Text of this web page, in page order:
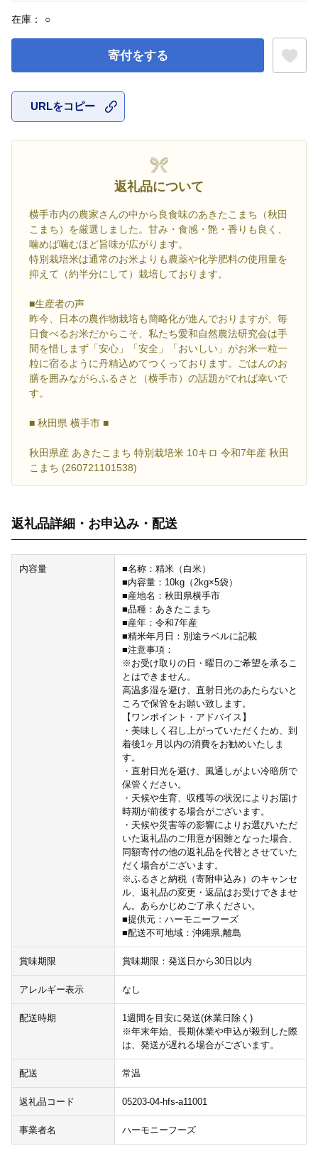
在庫： ○
寄付をする
URLをコピー
返礼品について
横手市内の農家さんの中から良食味のあきたこまち（秋田
こまち）を厳選しました。甘み・食感・艶・香りも良く、
噛めば噛むほど旨味が広がります。
特別栽培米は通常のお米よりも農薬や化学肥料の使用量を
抑えて（約半分にして）栽培しております。
■生産者の声
昨今、日本の農作物栽培も簡略化が進んでおりますが、毎
日食べるお米だからこそ、私たち愛和自然農法研究会は手
間を惜しまず「安心」「安全」「おいしい」がお米一粒一
粒に宿るように丹精込めてつくっております。ごはんのお
膳を囲みながらふるさと（横手市）の話題がでれば幸いで
す。
■ 秋田県 横手市 ■
秋田県産 あきたこまち 特別栽培米 10キロ 令和7年産 秋田
こまち (260721101538)
返礼品詳細・お申込み・配送
内容量
■名称：精米（白米）
■内容量：10kg（2kg×5袋）
■産地名：秋田県横手市
■品種：あきたこまち
■産年：令和7年産
■精米年月日：別途ラベルに記載
■注意事項：
※お受け取りの日・曜日のご希望を承るこ
とはできません。
高温多湿を避け、直射日光のあたらないと
ころで保管をお願い致します。
【ワンポイント・アドバイス】
・美味しく召し上がっていただくため、到
着後1ヶ月以内の消費をお勧めいたしま
す。
・直射日光を避け、風通しがよい冷暗所で
保管ください。
・天候や生育、収穫等の状況によりお届け
時期が前後する場合がございます。
・天候や災害等の影響によりお選びいただ
いた返礼品のご用意が困難となった場合、
同額寄付の他の返礼品を代替とさせていた
だく場合がございます。
※ふるさと納税（寄附申込み）のキャンセ
ル、返礼品の変更・返品はお受けできませ
ん。あらかじめご了承ください。
■提供元：ハーモニーフーズ
■配送不可地域：沖縄県,離島
賞味期限 賞味期限：発送日から30日以内
アレルギー表示 なし
配送時期
1週間を目安に発送(休業日除く)
※年末年始、長期休業や申込が殺到した際
は、発送が遅れる場合がございます。
配送 常温
返礼品コード 05203-04-hfs-a11001
事業者名 ハーモニーフーズ